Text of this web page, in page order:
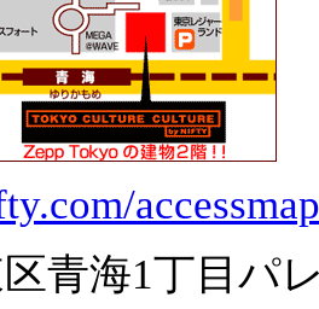
青海1丁目パ